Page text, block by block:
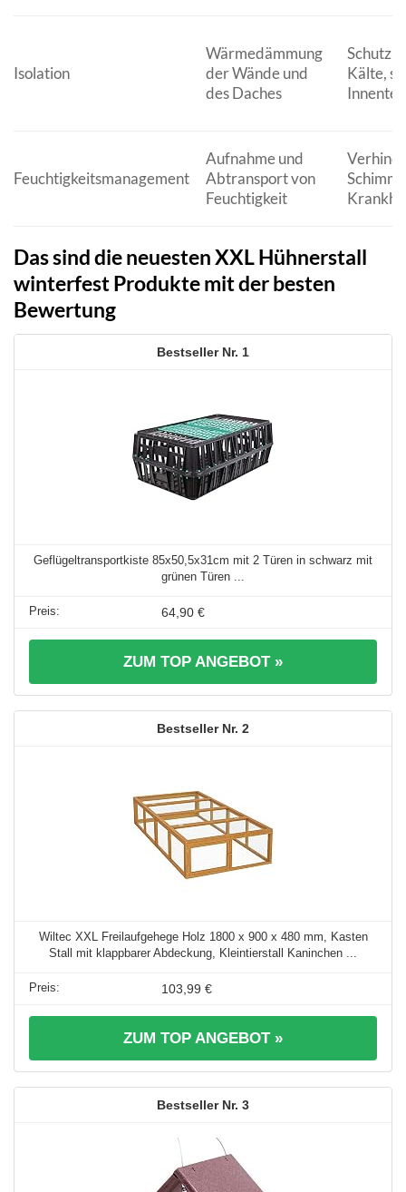
Isolation
Wärmedämmung
der Wände und
des Daches
Schutz
Kälte,
Feuchtigkeitsmanagement
Aufnahme und
Abtransport von
Feuchtigkeit
Das sind die neuesten XXL Hühnerstall
winterfest Produkte mit der besten
Bewertung
1
Geflügeltransportkiste 85x50,5x31cm mit 2 Türen in schwarz mit
grünen Türen ...
64,90 €
ZUM TOP ANGEBOT »
2
Wiltec XXL Freilaufgehege Holz 1800 x 900 x 480 mm, Kasten
Stall mit klappbarer Abdeckung, Kleintierstall Kaninchen ...
103,99 €
ZUM TOP ANGEBOT »
3